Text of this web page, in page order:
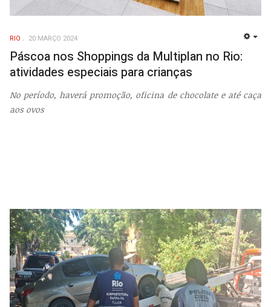
RIO 20 MARÇO 2024
Páscoa nos Shoppings da Multiplan no Rio:
atividades especiais para crianças
No período, haverá promoção, oficina de chocolate e até caça
aos ovos